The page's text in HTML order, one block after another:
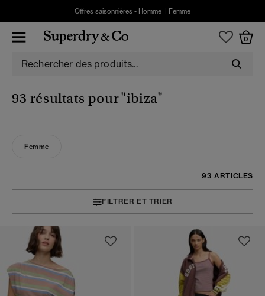
Offres saisonnières - Homme Femme
0
93 résultats pour"ibiza"
Femme
93 ARTICLES
FILTRER ET TRIER